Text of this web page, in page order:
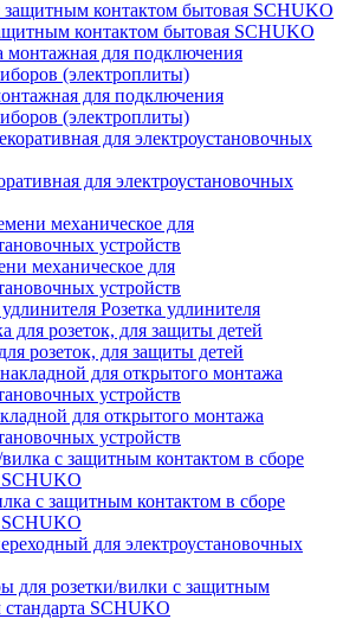
контактом бытовая SCHUKO
для подключения
(электроплиты)
для электроустановочных
механическое для
устройств
Розетка удлинителя
розеток, для защиты детей
для открытого монтажа
устройств
с защитным контактом в сборе
SCHUKO
для электроустановочных
для розетки/вилки с защитным
стандарта SCHUKO